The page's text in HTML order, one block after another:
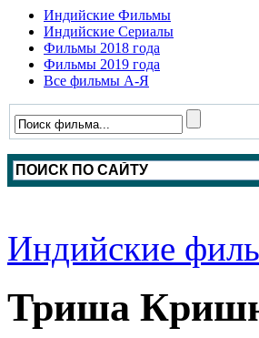
Индийские Фильмы
Индийские Сериалы
Фильмы 2018 года
Фильмы 2019 года
Все фильмы А-Я
Индийские
Триша